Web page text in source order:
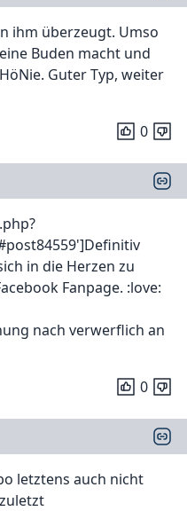
ihm überzeugt. Umso
Buden macht und
Guter Typ, weiter
0
in die Herzen zu
Fanpage. :love:
nach verwerflich an
0
letztens auch nicht